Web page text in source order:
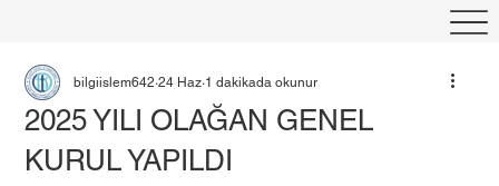
2025 YILI OLAĞAN GENEL
KURUL YAPILDI
bilgiislem642 24 Haz 1 dakikada okunur